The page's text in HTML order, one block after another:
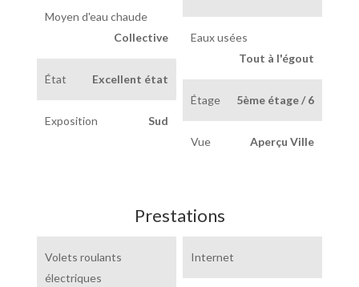
Moyen d'eau chaude
Collective
Eaux usées
Tout à l'égout
État
Excellent état
Étage
5ème étage / 6
Exposition
Sud
Vue
Aperçu Ville
Prestations
Volets roulants
électriques
Internet